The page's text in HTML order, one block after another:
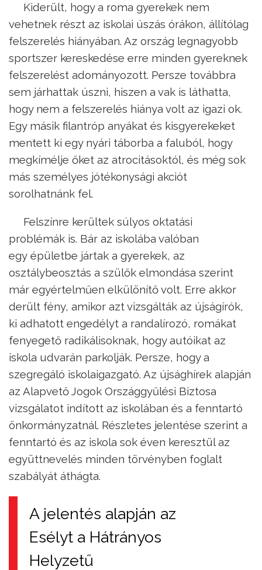
Kiderült, hogy a roma gyerekek nem
vehetnek részt az iskolai úszás órákon, állítólag
felszerelés hiányában. Az ország legnagyobb
sportszer kereskedése erre minden gyereknek
felszerelést adományozott. Persze továbbra
sem járhattak úszni, hiszen a vak is láthatta,
hogy nem a felszerelés hiánya volt az igazi ok.
Egy másik filantróp anyákat és kisgyerekeket
mentett ki egy nyári táborba a faluból, hogy
megkímélje őket az atrocitásoktól, és még sok
más személyes jótékonysági akciót
sorolhatnánk fel.
Felszínre kerültek súlyos oktatási
problémák is. Bár az iskolába valóban
egy épületbe jártak a gyerekek, az
osztálybeosztás a szülők elmondása szerint
már egyértelműen elkülönítő volt. Erre akkor
derült fény, amikor azt vizsgálták az újságírók,
ki adhatott engedélyt a randalírozó, romákat
fenyegető radikálisoknak, hogy autóikat az
iskola udvarán parkolják. Persze, hogy a
szegregáló iskolaigazgató. Az újsághírek alapján
az Alapvető Jogok Országgyűlési Biztosa
vizsgálatot indított az iskolában és a fenntartó
önkormányzatnál. Részletes jelentése szerint a
fenntartó és az iskola sok éven keresztül az
együttnevelés minden törvényben foglalt
szabályát áthágta.
A jelentés alapján az
Esélyt a Hátrányos
Helyzetű